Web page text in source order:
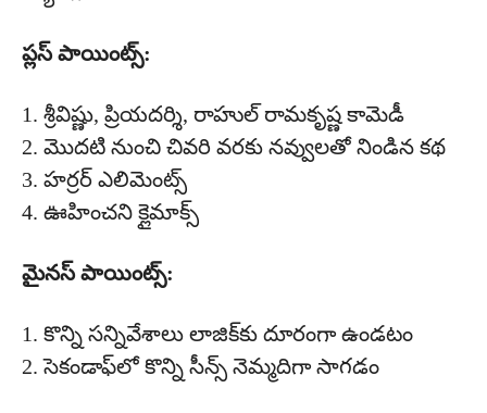
ప్లస్ పాయింట్స్:
1. శ్రీవిష్ణు, ప్రియదర్శి, రాహుల్ రామకృష్ణ కామెడీ
2. మొదటి నుంచి చివరి వరకు నవ్వులతో నిండిన కథ
3. హర్రర్ ఎలిమెంట్స్
4. ఊహించని క్లైమాక్స్
మైనస్ పాయింట్స్:
1. కొన్ని సన్నివేశాలు లాజిక్‌కు దూరంగా ఉండటం
2. సెకండాఫ్‌లో కొన్ని సీన్స్ నెమ్మదిగా సాగడం